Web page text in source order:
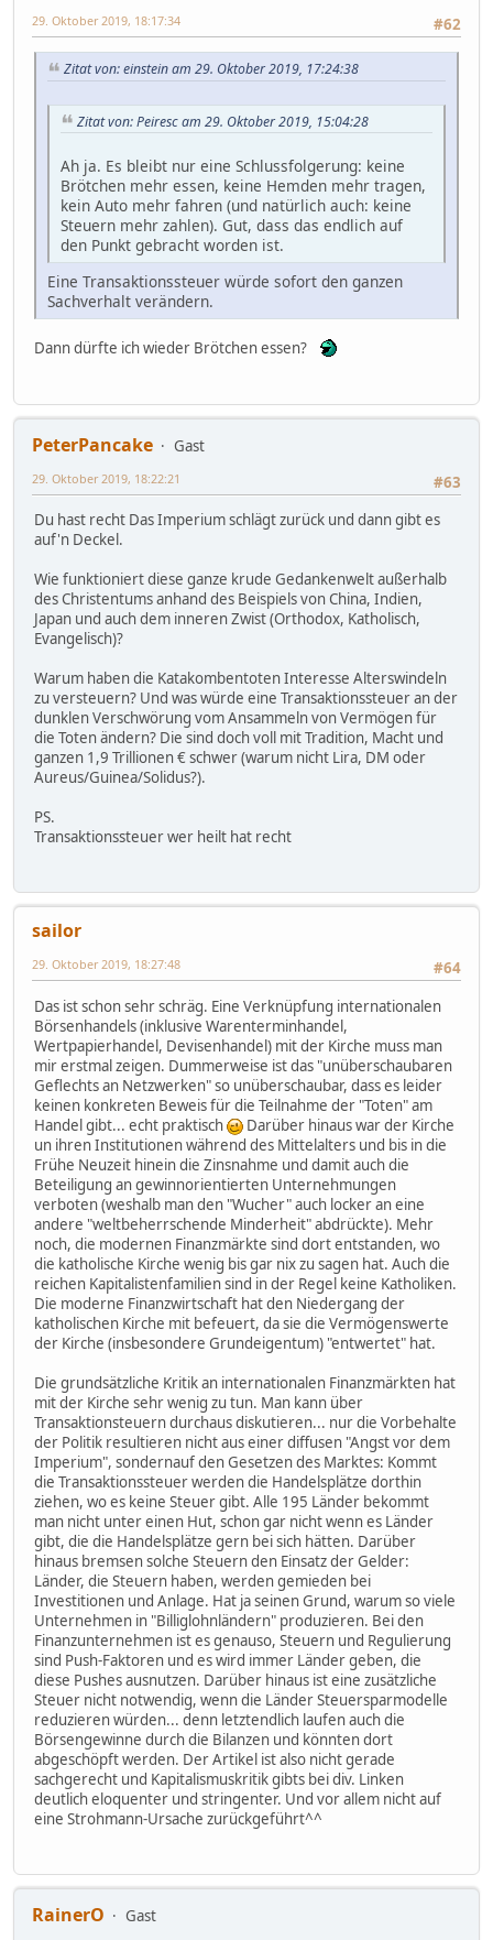
#62
29. Oktober 2019, 18:17:34
Zitat von: einstein am 29. Oktober 2019, 17:24:38
Zitat von: Peiresc am 29. Oktober 2019, 15:04:28
Ah ja. Es bleibt nur eine Schlussfolgerung: keine
Brötchen mehr essen, keine Hemden mehr tragen,
kein Auto mehr fahren (und natürlich auch: keine
Steuern mehr zahlen). Gut, dass das endlich auf
den Punkt gebracht worden ist.
Eine Transaktionssteuer würde sofort den ganzen
Sachverhalt verändern.
Dann dürfte ich wieder Brötchen essen?
PeterPancake
Gast
#63
29. Oktober 2019, 18:22:21
Du hast recht Das Imperium schlägt zurück und dann gibt es
auf'n Deckel.
Wie funktioniert diese ganze krude Gedankenwelt außerhalb
des Christentums anhand des Beispiels von China, Indien,
Japan und auch dem inneren Zwist (Orthodox, Katholisch,
Evangelisch)?
Warum haben die Katakombentoten Interesse Alterswindeln
zu versteuern? Und was würde eine Transaktionssteuer an der
dunklen Verschwörung vom Ansammeln von Vermögen für
die Toten ändern? Die sind doch voll mit Tradition, Macht und
ganzen 1,9 Trillionen € schwer (warum nicht Lira, DM oder
Aureus/Guinea/Solidus?).
PS.
Transaktionssteuer wer heilt hat recht
sailor
#64
29. Oktober 2019, 18:27:48
Das ist schon sehr schräg. Eine Verknüpfung internationalen
Börsenhandels (inklusive Warenterminhandel,
Wertpapierhandel, Devisenhandel) mit der Kirche muss man
mir erstmal zeigen. Dummerweise ist das "unüberschaubaren
Geflechts an Netzwerken" so unüberschaubar, dass es leider
keinen konkreten Beweis für die Teilnahme der "Toten" am
Handel gibt... echt praktisch
Darüber hinaus war der Kirche
un ihren Institutionen während des Mittelalters und bis in die
Frühe Neuzeit hinein die Zinsnahme und damit auch die
Beteiligung an gewinnorientierten Unternehmungen
verboten (weshalb man den "Wucher" auch locker an eine
andere "weltbeherrschende Minderheit" abdrückte). Mehr
noch, die modernen Finanzmärkte sind dort entstanden, wo
die katholische Kirche wenig bis gar nix zu sagen hat. Auch die
reichen Kapitalistenfamilien sind in der Regel keine Katholiken.
Die moderne Finanzwirtschaft hat den Niedergang der
katholischen Kirche mit befeuert, da sie die Vermögenswerte
der Kirche (insbesondere Grundeigentum) "entwertet" hat.
Die grundsätzliche Kritik an internationalen Finanzmärkten hat
mit der Kirche sehr wenig zu tun. Man kann über
Transaktionsteuern durchaus diskutieren... nur die Vorbehalte
der Politik resultieren nicht aus einer diffusen "Angst vor dem
Imperium", sondernauf den Gesetzen des Marktes: Kommt
die Transaktionssteuer werden die Handelsplätze dorthin
ziehen, wo es keine Steuer gibt. Alle 195 Länder bekommt
man nicht unter einen Hut, schon gar nicht wenn es Länder
gibt, die die Handelsplätze gern bei sich hätten. Darüber
hinaus bremsen solche Steuern den Einsatz der Gelder:
Länder, die Steuern haben, werden gemieden bei
Investitionen und Anlage. Hat ja seinen Grund, warum so viele
Unternehmen in "Billiglohnländern" produzieren. Bei den
Finanzunternehmen ist es genauso, Steuern und Regulierung
sind Push-Faktoren und es wird immer Länder geben, die
diese Pushes ausnutzen. Darüber hinaus ist eine zusätzliche
Steuer nicht notwendig, wenn die Länder Steuersparmodelle
reduzieren würden... denn letztendlich laufen auch die
Börsengewinne durch die Bilanzen und könnten dort
abgeschöpft werden. Der Artikel ist also nicht gerade
sachgerecht und Kapitalismuskritik gibts bei div. Linken
deutlich eloquenter und stringenter. Und vor allem nicht auf
eine Strohmann-Ursache zurückgeführt^^
RainerO Gast